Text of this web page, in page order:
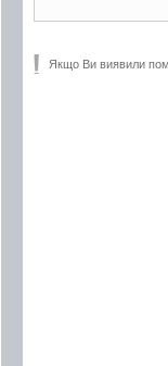
Якщо Ви виявили